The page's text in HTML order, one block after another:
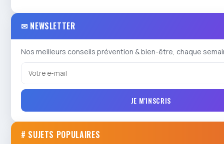
✉ NEWSLETTER
Nos meilleurs conseils prévention & bien-être, chaque
JE M'INSCRIS
# SUJETS POPULAIRES